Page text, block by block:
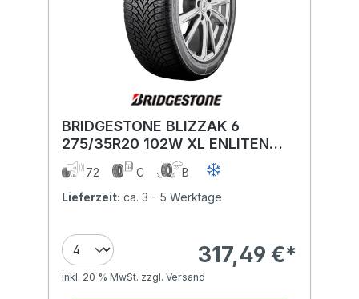
BRIDGESTONE BLIZZAK 6
275/35R20 102W XL ENLITEN
FSL BSW
72 C
B
Lieferzeit: ca. 3 - 5 Werktage
317,49 €*
inkl. 20 % MwSt. zzgl. Versand